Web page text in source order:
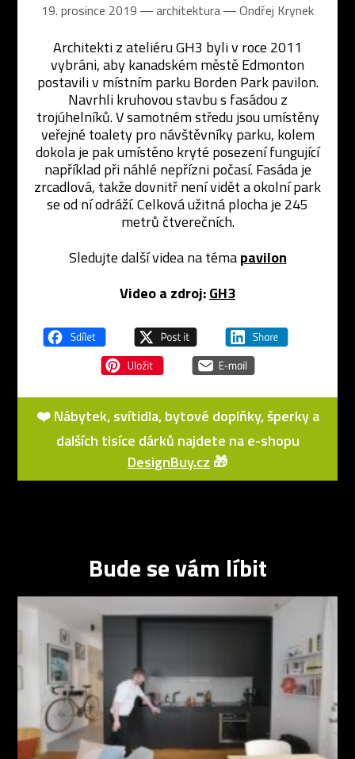
19. prosince 2019 ― architektura ―Ondřej Krynek
Architekti z ateliéru GH3 byli v roce 2011
vybráni, aby kanadském městě Edmonton
postavili v místním parku Borden Park pavilon.
Navrhli kruhovou stavbu s fasádou z
trojúhelníků. V samotném středu jsou umístěny
veřejné toalety pro návštěvníky parku, kolem
dokola je pak umístěno kryté posezení fungující
například při náhlé nepřízni počasí. Fasáda je
zrcadlová, takže dovnitř není vidět a okolní park
se od ní odráží. Celková užitná plocha je 245
metrů čtverečních.
Sledujte další videa na témapavilon
Video a zdroj:GH3
❤️ Nábytek, svítidla, bytové doplňky, šperky a
dalších tisíce dárků najdete na e-shopu
DesignBuy.cz 🎁
Bude se vám líbit